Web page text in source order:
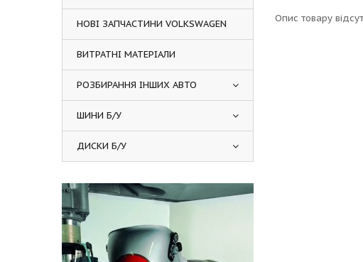
Опис товару
НОВІ ЗАПЧАСТИНИ VOLKSWAGEN
ВИТРАТНІ МАТЕРІАЛИ
РОЗБИРАННЯ ІНШИХ АВТО
ШИНИ Б/У
ДИСКИ Б/У